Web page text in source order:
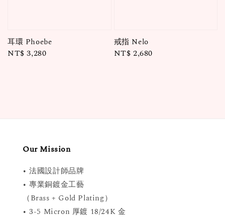
耳環 Phoebe
Regular
NT$ 3,280
戒指 Nelo
Regular
NT$ 2,680
Our Mission
• 法國設計師品牌
• 專業銅鍍金工藝
（Brass + Gold Plating）
• 3-5 Micron 厚鍍 18/24K 金